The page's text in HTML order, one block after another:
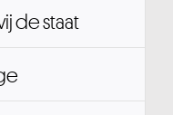
de staat